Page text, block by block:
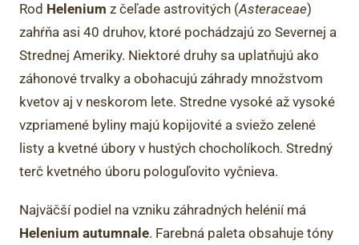
Rod Helenium z čeľade astrovitých (Asteraceae)
zahŕňa asi 40 druhov, ktoré pochádzajú zo Severnej a
Strednej Ameriky. Niektoré druhy sa uplatňujú ako
záhonové trvalky a obohacujú záhrady množstvom
kvetov aj v neskorom lete. Stredne vysoké až vysoké
vzpriamené byliny majú kopijovité a sviežo zelené
listy a kvetné úbory v hustých chocholíkoch. Stredný
terč kvetného úboru pologuľovito vyčnieva.
Najväčší podiel na vzniku záhradných helénií má
Helenium autumnale. Farebná paleta obsahuje tóny